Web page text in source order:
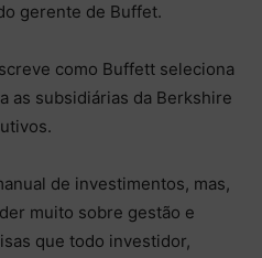
gerente de Buffet.
como Buffett seleciona
as subsidiárias da Berkshire
de investimentos, mas,
muito sobre gestão e
que todo investidor,